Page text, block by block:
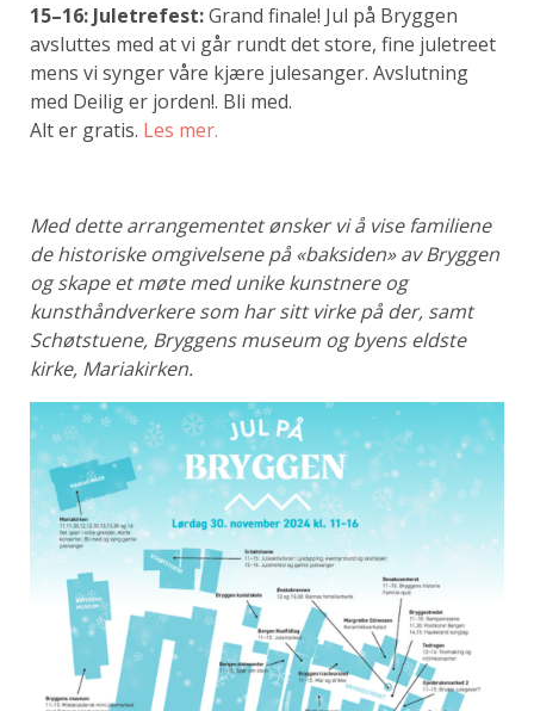
15–16: Juletrefest:Grand finale! Jul på Bryggen
avsluttes med at vi går rundt det store, fine juletreet
mens vi synger våre kjære julesanger. Avslutning
med Deilig er jorden!. Bli med.
Alt er gratis. Les mer.
Med dette arrangementet ønsker vi å vise familiene
de historiske omgivelsene på «baksiden» av Bryggen
og skape et møte med unike kunstnere og
kunsthåndverkere som har sitt virke på der, samt
Schøtstuene, Bryggens museum og byens eldste
kirke, Mariakirken.